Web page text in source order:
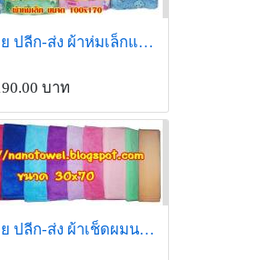
จำหน่าย ปลีก-ส่ง ผ้าห่มเล็กแบบลาย
บาท
จำหน่าย ปลีก-ส่ง ผ้าเช็ดผมนาโน